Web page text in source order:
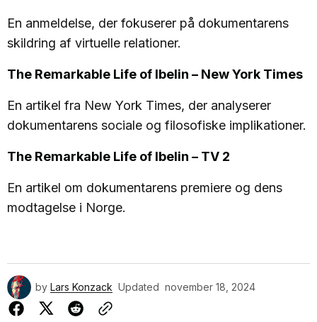
En anmeldelse, der fokuserer på dokumentarens
skildring af virtuelle relationer.
The Remarkable Life of Ibelin – New York Times
En artikel fra New York Times, der analyserer
dokumentarens sociale og filosofiske implikationer.
The Remarkable Life of Ibelin – TV 2
En artikel om dokumentarens premiere og dens
modtagelse i Norge.
by Lars Konzack Updated november 18, 2024